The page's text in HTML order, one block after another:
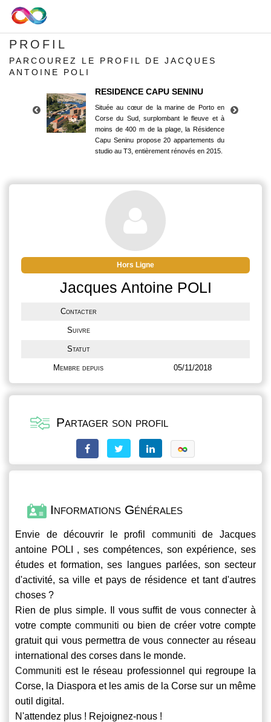
PROFIL
PARCOUREZ LE PROFIL DE JACQUES
ANTOINE POLI
RESIDENCE CAPU SENINU
Située au cœur de la marine de Porto en
Corse du Sud, surplombant le fleuve et à
moins de 400 m de la plage, la Résidence
Capu Seninu propose 20 appartements du
studio au T3, entièrement rénovés en 2015.
Corse du Sud, surplombant le fleuve et à
moins de 400 m de la plage, la Résidence
Capu Seninu propose 20 appartements du
studio au T3, entièrement rénovés en 2015.
Hors Ligne
Jacques Antoine POLI
Contacter
Suivre
Statut
Membre depuis 05/11/2018
Partager son profil
Informations Générales
Envie de découvrir le profil communiti de Jacques
antoine POLI , ses compétences, son expérience, ses
études et formation, ses langues parlées, son secteur
d'activité, sa ville et pays de résidence et tant d'autres
choses ?
Rien de plus simple. Il vous suffit de vous connecter à
votre compte communiti ou bien de créer votre compte
gratuit qui vous permettra de vous connecter au réseau
international des corses dans le monde.
Communiti est le réseau professionnel qui regroupe la
Corse, la Diaspora et les amis de la Corse sur un même
outil digital.
N'attendez plus ! Rejoignez-nous !